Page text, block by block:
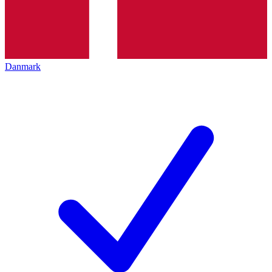
Danmark